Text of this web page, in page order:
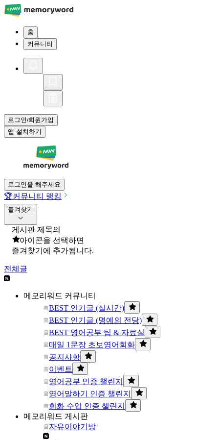
홈
커뮤니티
로그인/회원가입
앱 설치하기
로그인을 해주세요
🏆커뮤니티 랭킹
즐겨찾기
게시판 제목의
아이콘을 선택하면
즐겨찾기에 추가됩니다.
전체글
메모리워드 커뮤니티
BEST 인기글 (실시간)
BEST 인기글 (명예의 전당)
BEST 영어공부 팁 & 자료실
매일 1문장 초보영어회화
공지사항
이벤트
영어공부 인증 챌린지
영어말하기 인증 챌린지
회화 수업 인증 챌린지
메모리워드 게시판
자유이야기방